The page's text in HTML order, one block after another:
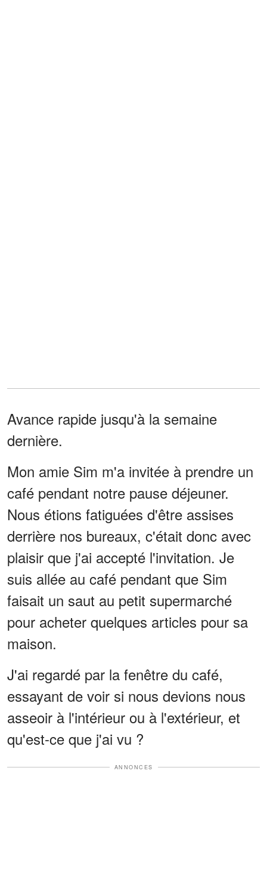
Avance rapide jusqu'à la semaine
dernière.
Mon amie Sim m'a invitée à prendre un
café pendant notre pause déjeuner.
Nous étions fatiguées d'être assises
derrière nos bureaux, c'était donc avec
plaisir que j'ai accepté l'invitation. Je
suis allée au café pendant que Sim
faisait un saut au petit supermarché
pour acheter quelques articles pour sa
maison.
J'ai regardé par la fenêtre du café,
essayant de voir si nous devions nous
asseoir à l'intérieur ou à l'extérieur, et
qu'est-ce que j'ai vu ?
ANNONCES